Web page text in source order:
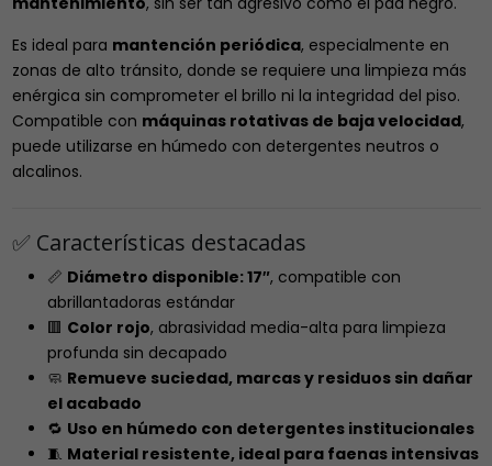
Es ideal para mantención periódica, especialmente en
zonas de alto tránsito, donde se requiere una limpieza más
enérgica sin comprometer el brillo ni la integridad del piso.
Compatible con máquinas rotativas de baja velocidad,
puede utilizarse en húmedo con detergentes neutros o
alcalinos.
✅ Características destacadas
📏 Diámetro disponible: 17″, compatible con
abrillantadoras estándar
🟥 Color rojo, abrasividad media-alta para limpieza
profunda sin decapado
🧼 Remueve suciedad, marcas y residuos sin dañar
el acabado
🔁 Uso en húmedo con detergentes institucionales
🧵 Material resistente, ideal para faenas intensivas